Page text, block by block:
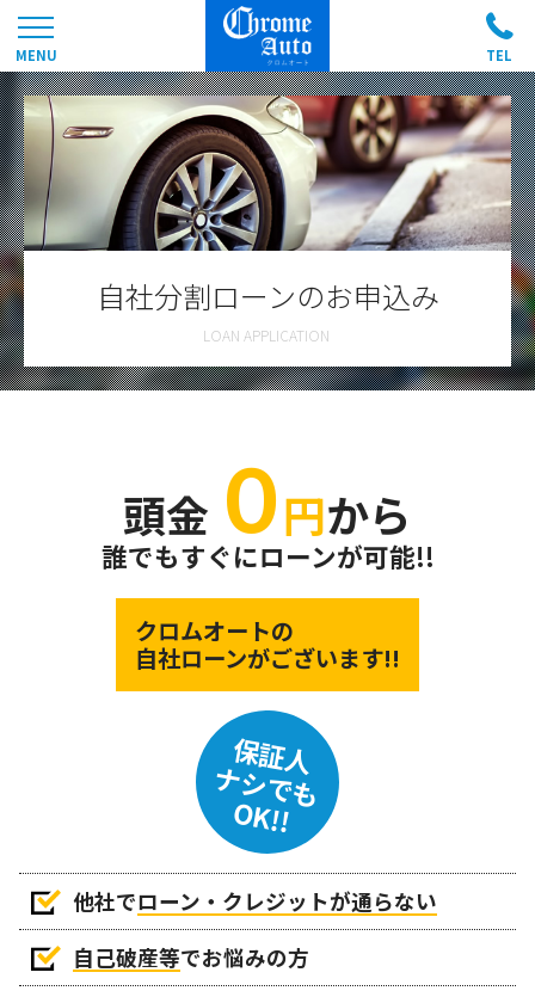
自社分割ローンのお申込み
頭金 ０円から
誰でもすぐにローンが可能!!
クロムオートの
自社ローンがございます!!
保証人
ナシでも
OK!!
他社でローン・クレジットが通らない
自己破産等でお悩みの方